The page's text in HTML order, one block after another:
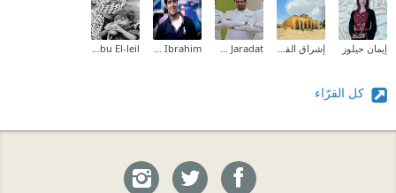
إيمان حيلوز إشراق الفطافطة (Ishraq Abdelrahman) Mohammad Mahmoud Saleh Jaradat
Amer Ibrahim
Nourhan Tarek Abu El-leil
كل القرّاء